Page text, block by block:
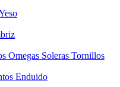
Omegas Soleras Tornillos
Enduido